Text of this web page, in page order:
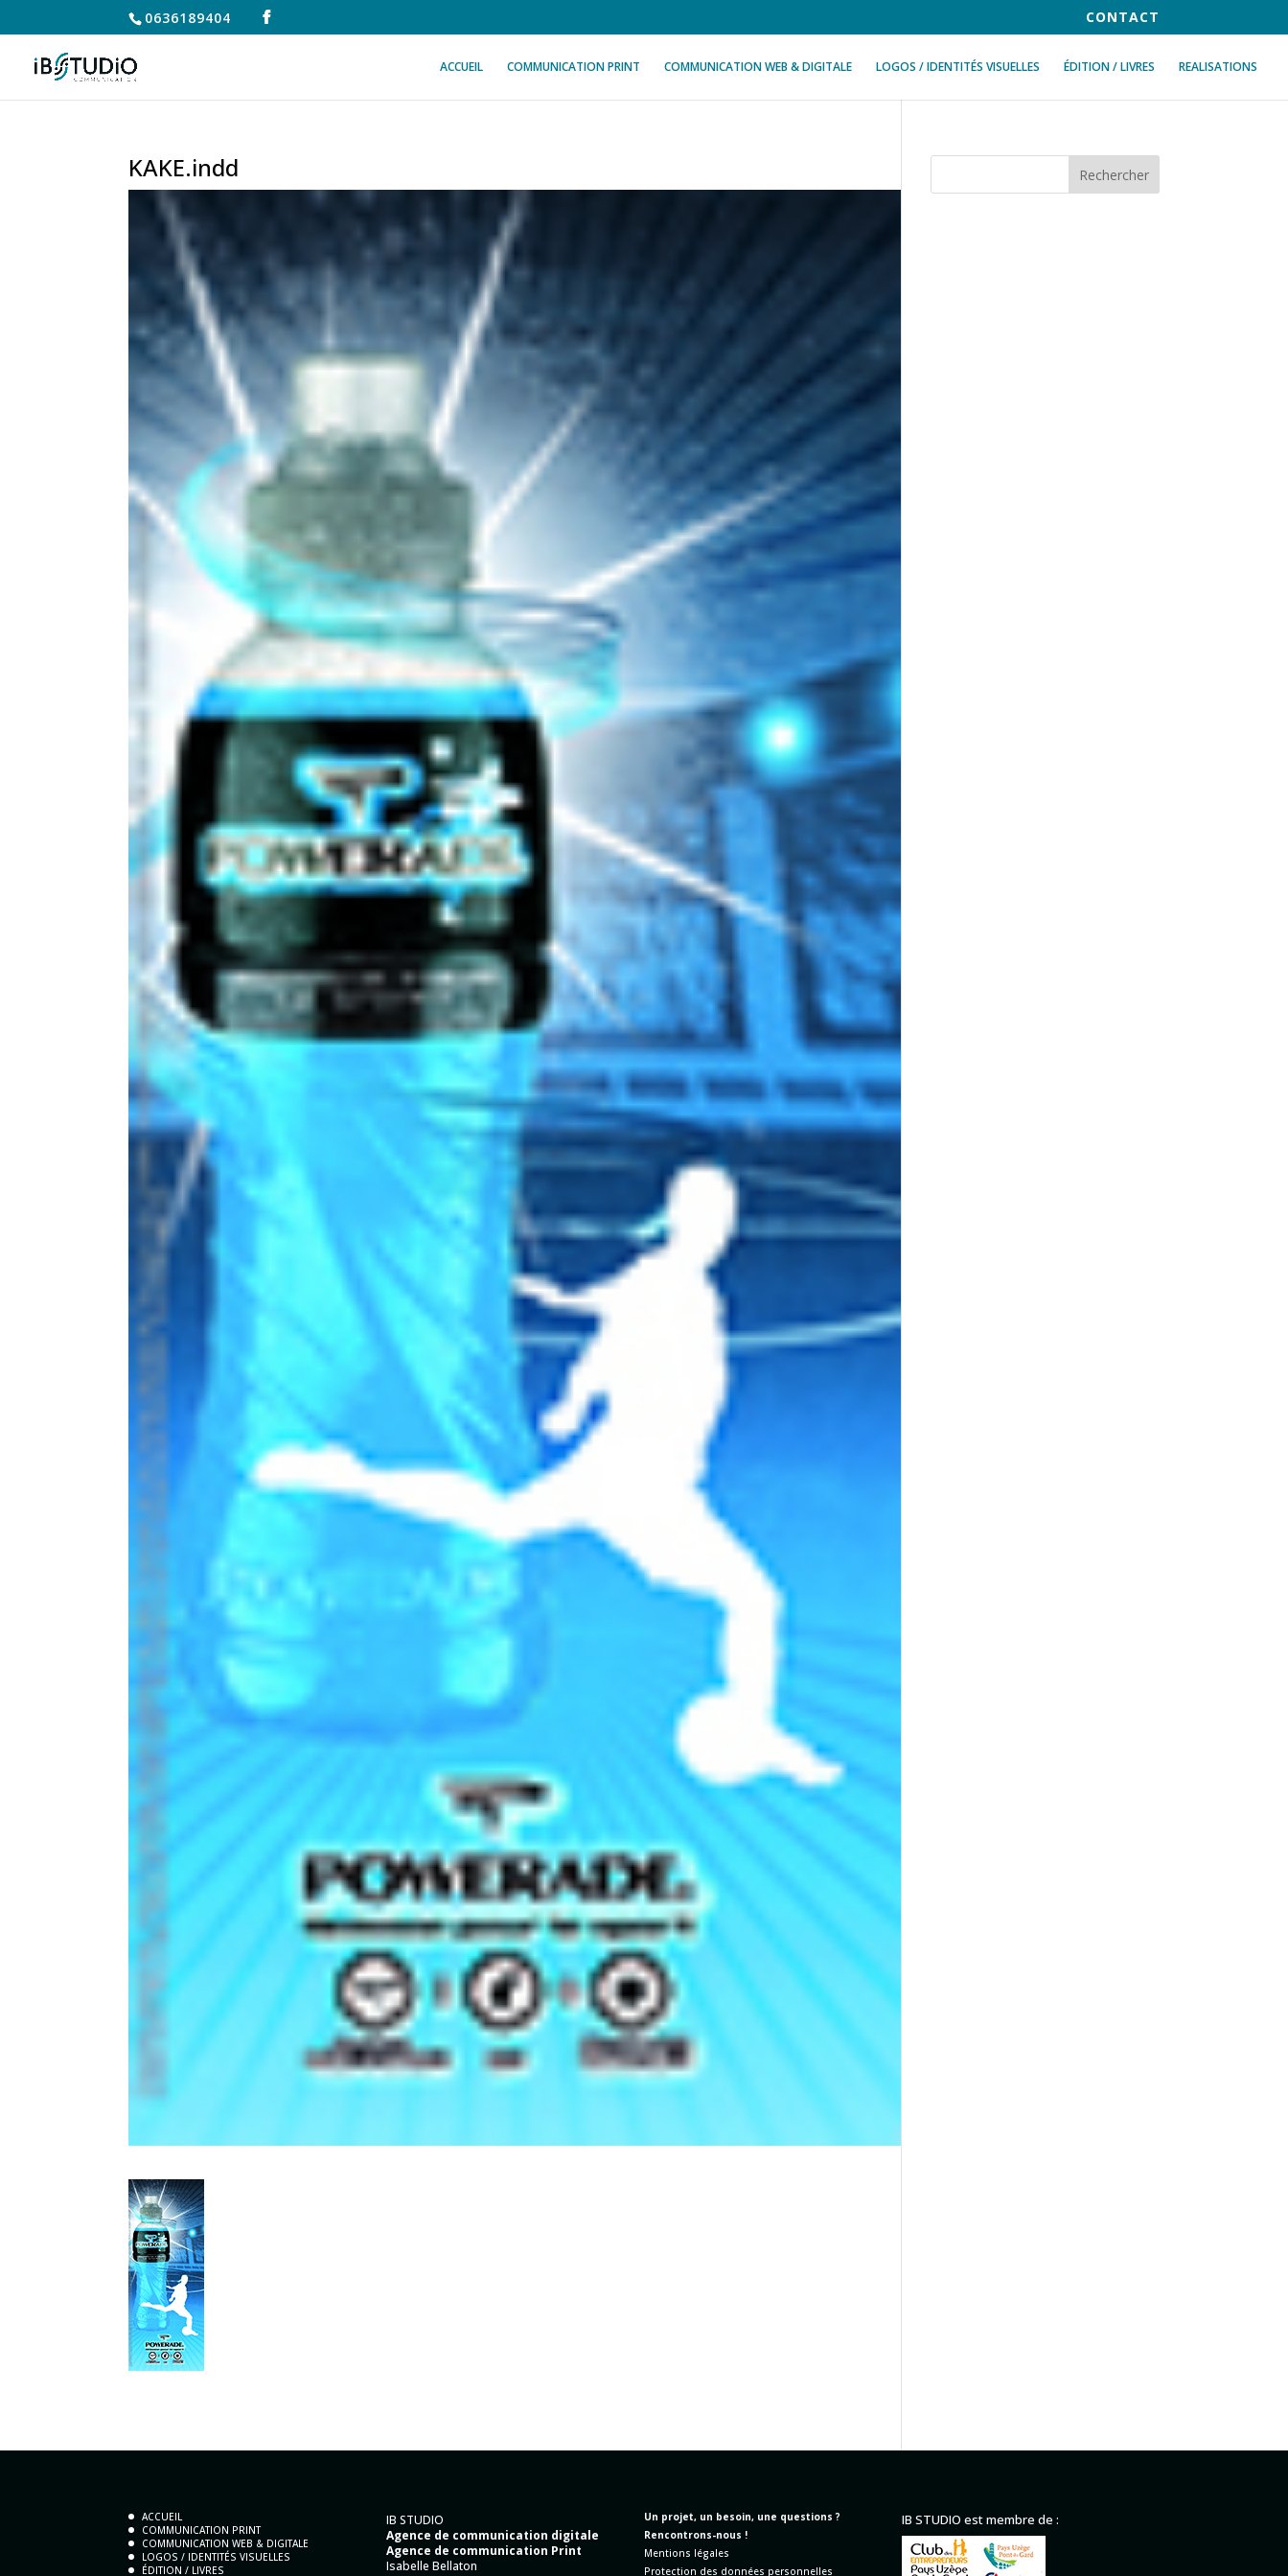
0636189404 CONTACT
ACCUEIL COMMUNICATION PRINT COMMUNICATION WEB & DIGITALE LOGOS / IDENTITÉS VISUELLES ÉDITION / LIVRES REALISATIONS
KAKE.indd
ACCUEIL
COMMUNICATION PRINT
COMMUNICATION WEB & DIGITALE
LOGOS / IDENTITÉS VISUELLES
ÉDITION / LIVRES
IB STUDIO
Agence de communication digitale
Agence de communication Print
Isabelle Bellaton
Un projet, un besoin, une questions ?
Rencontrons-nous !
Mentions légales
Protection des données personnelles
IB STUDIO est membre de :